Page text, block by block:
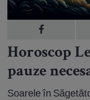
Horoscop
pauze
Soarele în